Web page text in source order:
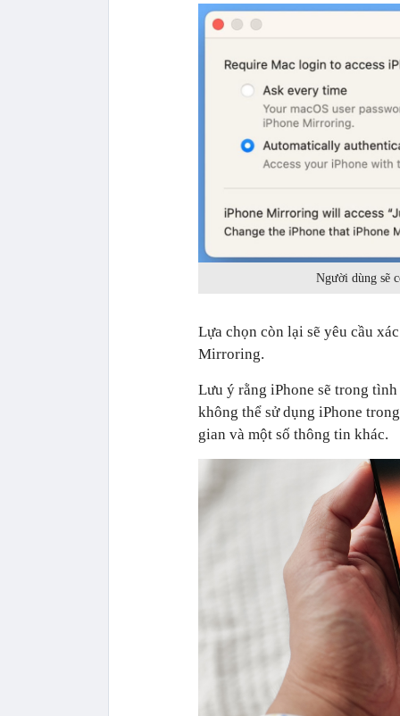
Người dùng sẽ
Lựa chọn còn lại sẽ yêu cầu
Mirroring.
Lưu ý rằng ‌iPhone‌ sẽ trong
không thể sử dụng ‌iPhone‌
gian và một số thông tin khác.